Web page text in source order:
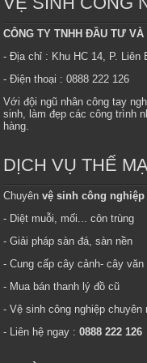
CÔNG TY TNHH ĐẦU TƯ VÀ
- Địa chỉ : Khu HC 14, P. Liên
- Điện thoại : 0888 222 126
Với đội ngũ nhân công tay
sinh, làm đẹp các công trình
hàng.
DỊCH VỤ THẾ
Chuyênvệ sinh công nghiệp
- Diệt muỗi, mối... côn trùng
- Giải pháp sàn đá, sàn nền
- Cung cấp cây cảnh- cây văn
- Mua bán thanh lý đồ cũ
- Vệ sinh công nghiệp chuyên
- Liên hệ ngay :0888 222 126